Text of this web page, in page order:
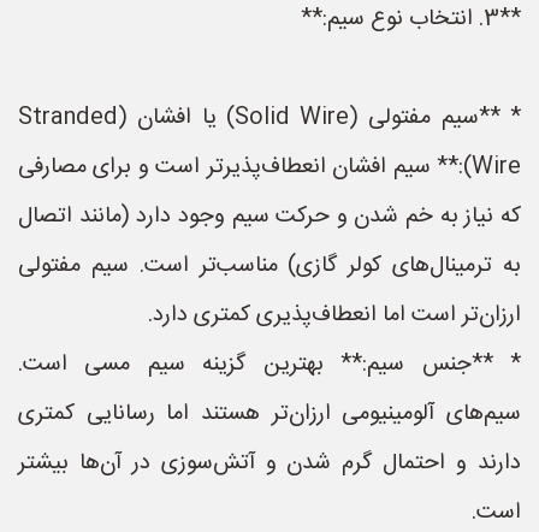
**3. انتخاب نوع سیم:**
* **سیم مفتولی (Solid Wire) یا افشان (Stranded
Wire):** سیم افشان انعطاف‌پذیرتر است و برای مصارفی
که نیاز به خم شدن و حرکت سیم وجود دارد (مانند اتصال
به ترمینال‌های کولر گازی) مناسب‌تر است. سیم مفتولی
ارزان‌تر است اما انعطاف‌پذیری کمتری دارد.
* **جنس سیم:** بهترین گزینه سیم مسی است.
سیم‌های آلومینیومی ارزان‌تر هستند اما رسانایی کمتری
دارند و احتمال گرم شدن و آتش‌سوزی در آن‌ها بیشتر
است.